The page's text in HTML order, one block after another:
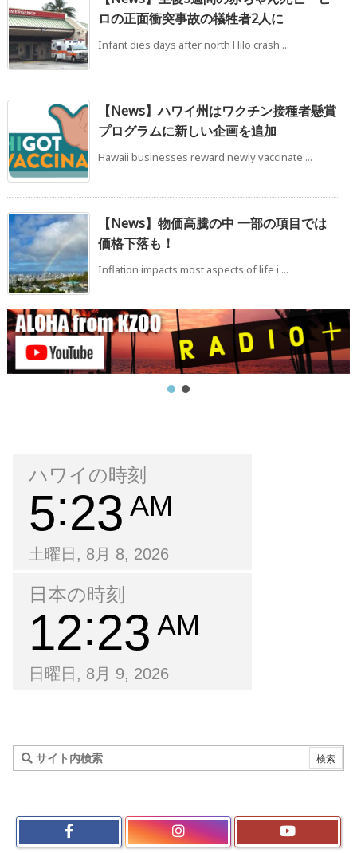
ロの正面衝突事故の犠牲者2人に
Infant dies days after north Hilo crash ...
【News】ハワイ州はワクチン接種者懸賞
プログラムに新しい企画を追加
Hawaii businesses reward newly vaccinate ...
【News】物価高騰の中 一部の項目では
価格下落も！
Inflation impacts most aspects of life i ...
ハワイの時刻
5 23 AM
土曜日, 8月 8, 2026
日本の時刻
12 23 AM
日曜日, 8月 9, 2026